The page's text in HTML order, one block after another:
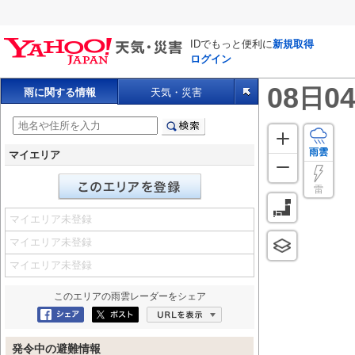
IDでもっと便利に新規取得
ログイン
雨に関する情報 天気・災害
マイエリア
マイエリア未登録
マイエリア未登録
マイエリア未登録
このエリアの雨雲レーダーをシェア
Facebookにシェア
ポスト
発令中の避難情報
雨雲
雷
08 日